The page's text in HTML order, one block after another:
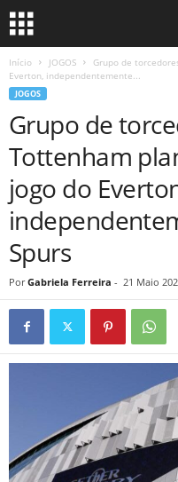
Início JOGOS
Grupo de
Everton, independentemente...
JOGOS
Grupo de
Tottenham
jogo do
Spurs
Por Gabriela Ferreira - 21 Maio